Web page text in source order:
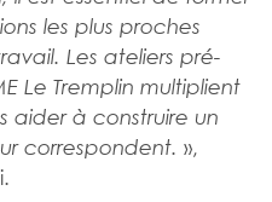
les plus proches
Les ateliers pré-
Le Tremplin multiplient
aider à construire un
correspondent. »,